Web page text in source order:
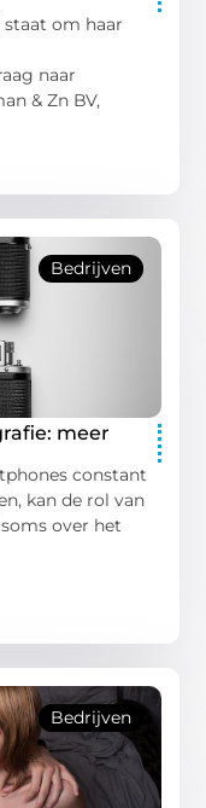
staat om haar
naar
& Zn BV,
Bedrijven
meer
constant
kan de rol van
over het
Bedrijven